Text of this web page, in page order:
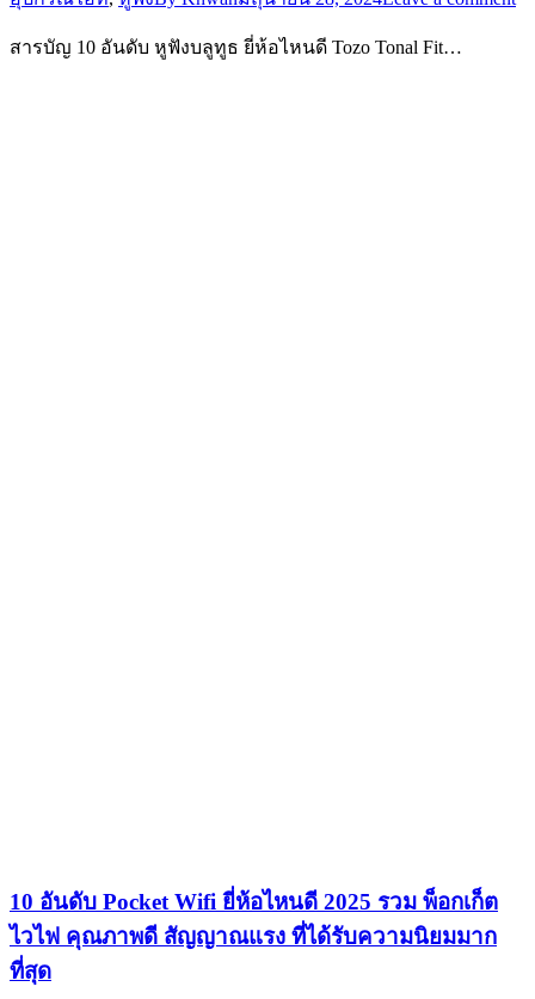
สารบัญ 10 อันดับ หูฟังบลูทูธ ยี่ห้อไหนดี Tozo Tonal Fit…
10 อันดับ Pocket Wifi ยี่ห้อไหนดี 2025 รวม พ็อกเก็ต
ไวไฟ คุณภาพดี สัญญาณแรง ที่ได้รับความนิยมมาก
ที่สุด